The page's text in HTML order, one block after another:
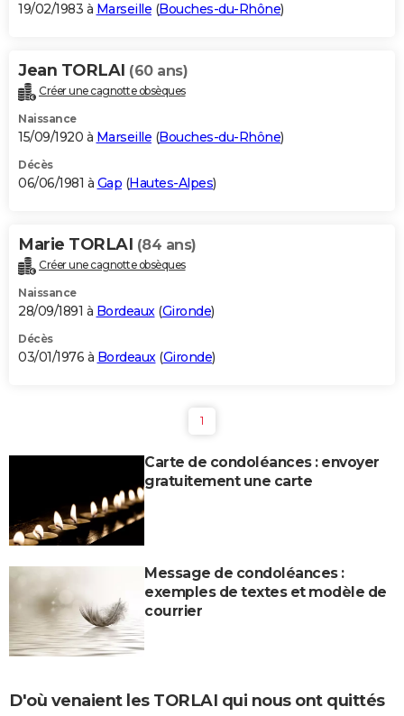
19/02/1983 à Marseille (Bouches-du-Rhône)
Jean TORLAI (60 ans)
Créer une cagnotte obsèques
Naissance
15/09/1920 à Marseille (Bouches-du-Rhône)
Décès
06/06/1981 à Gap (Hautes-Alpes)
Marie TORLAI (84 ans)
Créer une cagnotte obsèques
Naissance
28/09/1891 à Bordeaux(Gironde)
Décès
03/01/1976 à Bordeaux(Gironde)
1
Carte de condoléances : envoyer
gratuitement une carte
Message de condoléances :
exemples de textes et modèle de
courrier
D'où venaient les TORLAI qui nous ont quittés